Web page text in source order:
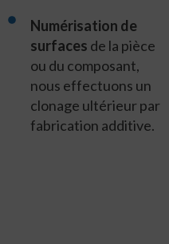
Numérisation de
surfaces de la pièce
ou du composant,
nous effectuons un
clonage ultérieur par
fabrication additive.